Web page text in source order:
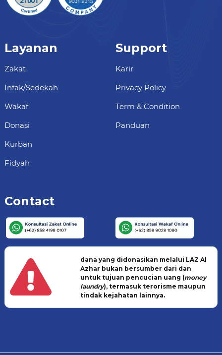
Layanan
Zakat
Infak/Sedekah
Wakaf
Donasi
Kurban
Fidyah
Support
Karir
Privacy Policy
Term & Condition
Panduan
Contact
dana yang didonasikan melalui LAZ Al
Azhar bukan bersumber dari dan
untuk tujuan pencucian uang (money
laundry), termasuk terorisme maupun
tindak kejahatan lainnya.